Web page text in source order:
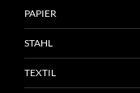
PAPIER
STAHL
TEXTIL